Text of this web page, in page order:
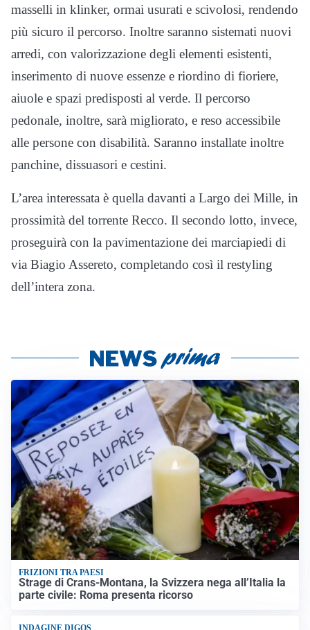
masselli in klinker, ormai usurati e scivolosi, rendendo
più sicuro il percorso. Inoltre saranno sistemati nuovi
arredi, con valorizzazione degli elementi esistenti,
inserimento di nuove essenze e riordino di fioriere,
aiuole e spazi predisposti al verde. Il percorso
pedonale, inoltre, sarà migliorato, e reso accessibile
alle persone con disabilità. Saranno installate inoltre
panchine, dissuasori e cestini.
L’area interessata è quella davanti a Largo dei Mille, in
prossimità del torrente Recco. Il secondo lotto, invece,
proseguirà con la pavimentazione dei marciapiedi di
via Biagio Assereto, completando così il restyling
dell’intera zona.
FRIZIONI TRA PAESI
Strage di Crans-Montana, la Svizzera nega all’Italia la
parte civile: Roma presenta ricorso
INDAGINE DIGOS